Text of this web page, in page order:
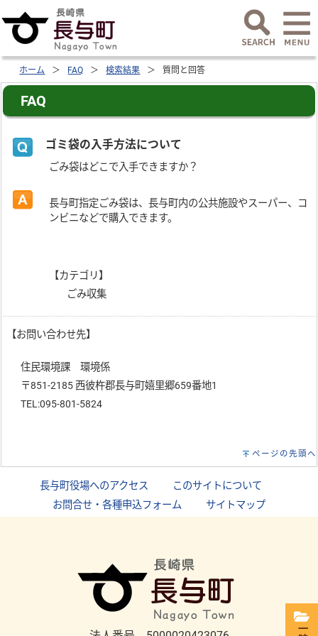
ホーム FAQ 検索結果 質問と回答
FAQ
ゴミ袋の入手方法について
ごみ袋はどこで入手できますか？
長与町指定ごみ袋は、長与町内の公共施設やスーパー、コ
ンビニなどで購入できます。
【カテゴリ】
ごみ収集
【お問い合わせ先】
住民環境課 環境係
〒851-2185 西彼杵郡長与町嬉里郷659番地1
TEL:095-801-5824
ページの先頭へ
長与町役場へのアクセス このサイトについて
お問合せ・各種申込フォーム
サイトマップ